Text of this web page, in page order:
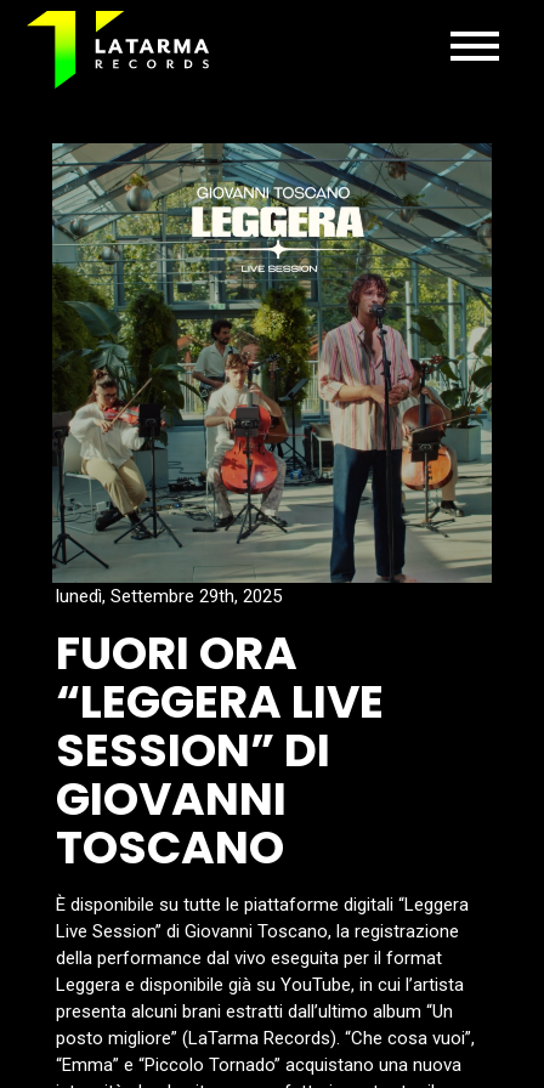
lunedì, Settembre 29th, 2025
FUORI ORA
“LEGGERA LIVE
SESSION” DI
GIOVANNI
TOSCANO
È disponibile su tutte le piattaforme digitali “Leggera
Live Session” di Giovanni Toscano, la registrazione
della performance dal vivo eseguita per il format
Leggera e disponibile già su YouTube, in cui l’artista
presenta alcuni brani estratti dall’ultimo album “Un
posto migliore” (LaTarma Records). “Che cosa vuoi”,
“Emma” e “Piccolo Tornado” acquistano una nuova